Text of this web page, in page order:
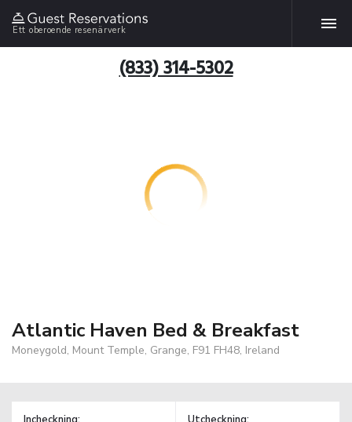
Ett oberoende resenärverk
(833) 314-5302
Atlantic Haven Bed & Breakfast
Moneygold, Mount Temple, Grange, F91 FH48, Ireland